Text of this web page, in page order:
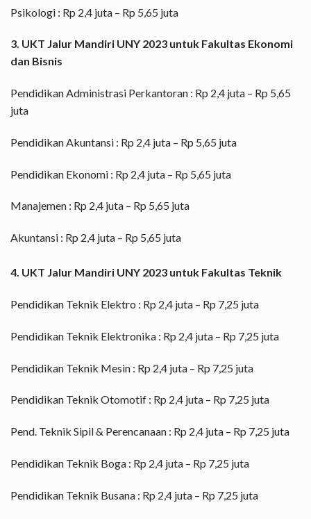
Psikologi : Rp 2,4 juta – Rp 5,65 juta
3. UKT Jalur Mandiri UNY 2023 untuk Fakultas Ekonomi
dan Bisnis
Pendidikan Administrasi Perkantoran : Rp 2,4 juta – Rp 5,65
juta
Pendidikan Akuntansi : Rp 2,4 juta – Rp 5,65 juta
Pendidikan Ekonomi : Rp 2,4 juta – Rp 5,65 juta
Manajemen : Rp 2,4 juta – Rp 5,65 juta
Akuntansi : Rp 2,4 juta – Rp 5,65 juta
4. UKT Jalur Mandiri UNY 2023 untuk Fakultas Teknik
Pendidikan Teknik Elektro : Rp 2,4 juta – Rp 7,25 juta
Pendidikan Teknik Elektronika : Rp 2,4 juta – Rp 7,25 juta
Pendidikan Teknik Mesin : Rp 2,4 juta – Rp 7,25 juta
Pendidikan Teknik Otomotif : Rp 2,4 juta – Rp 7,25 juta
Pend. Teknik Sipil & Perencanaan : Rp 2,4 juta – Rp 7,25 juta
Pendidikan Teknik Boga : Rp 2,4 juta – Rp 7,25 juta
Pendidikan Teknik Busana : Rp 2,4 juta – Rp 7,25 juta